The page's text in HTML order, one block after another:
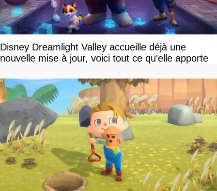
Disney Dreamlight Valley accueille déjà une
nouvelle mise à jour, voici tout ce qu'elle apporte